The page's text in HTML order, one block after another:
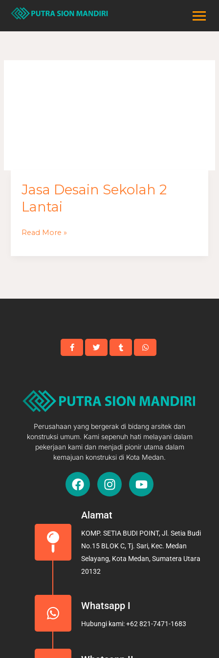
Lewati
konten
Jasa Desain Sekolah 2
Lantai
Jasa
Desain
Sekolah
Read More »
Perusahaan yang bergerak di bidang arsitek dan
konstruksi umum. Kami sepenuh hati melayani dalam
pekerjaan kami dan menjadi pionir utama dalam
kemajuan konstruksi di Kota Medan.
F
a
e
o
o
k
I
n
t
g
r
a
Y
o
b
e
Alamat
KOMP. SETIA BUDI POINT, Jl. Setia Budi
No.15 BLOK C, Tj. Sari, Kec. Medan
Selayang, Kota Medan, Sumatera Utara
20132
Whatsapp I
Hubungi kami: +62 821-7471-1683